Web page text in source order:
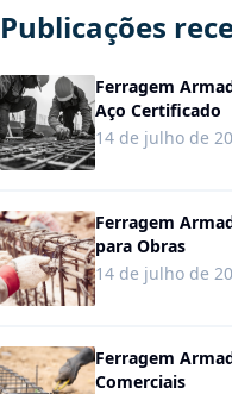
Publicações
Ferragem
Aço Certificado
14 de julho de
Ferragem
para Obras
14 de julho de
Ferragem
Comerciais